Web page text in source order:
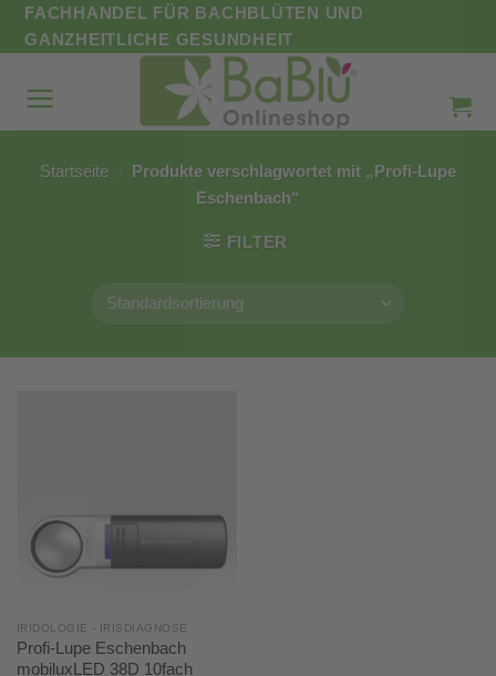
Zum
Inhalt
FACHHANDEL FÜR BACHBLÜTEN UND
GANZHEITLICHE GESUNDHEIT
Startseite
Produkte verschlagwortet mit „Profi-Lupe
Eschenbach“
FILTER
IRIDOLOGIE - IRISDIAGNOSE
Profi-Lupe Eschenbach
mobiluxLED 38D 10fach